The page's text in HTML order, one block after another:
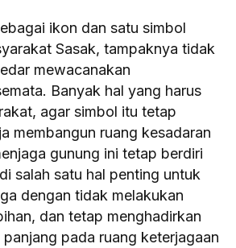
ikon dan satu simbol
Sasak, tampaknya tidak
mewacanakan
Banyak hal yang harus
agar simbol itu tetap
membangun ruang kesadaran
gunung ini tetap berdiri
salah satu hal penting untuk
dengan tidak melakukan
dan tetap menghadirkan
pada ruang keterjagaan